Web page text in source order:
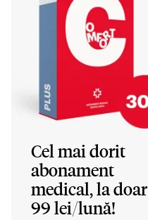
Cel mai dorit
abonament
medical, la doar
99 lei/lună!